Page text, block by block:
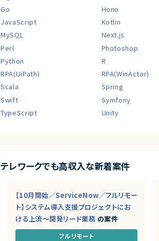
Go
Hono
JavaScript
Kotlin
MySQL
Next.js
Perl
Photoshop
Python
R
RPA(UiPath)
RPA(WinActor)
Scala
Spring
Swift
Symfony
TypeScript
Unity
テレワークでも高収入な新着案件
【10月開始／ServiceNow／フルリモー
ト】システム導入支援プロジェクトにお
ける上流～開発リード業務 の案件
フルリモート